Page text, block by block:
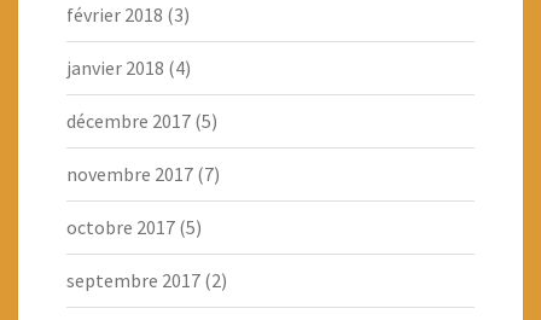
février 2018 (3)
janvier 2018 (4)
décembre 2017 (5)
novembre 2017 (7)
octobre 2017 (5)
septembre 2017 (2)